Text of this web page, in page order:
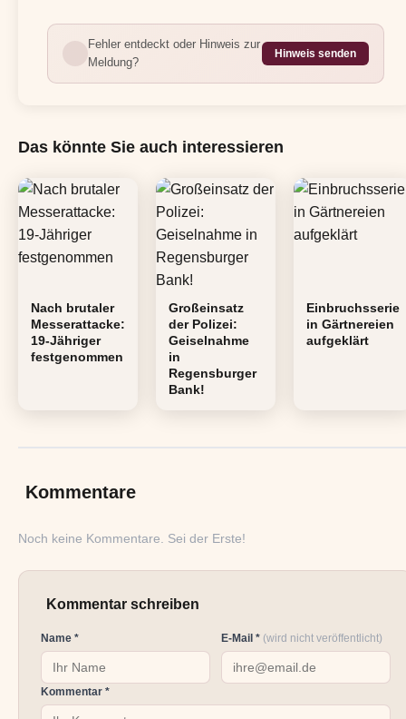
Fehler entdeckt oder Hinweis zur
Meldung?
Hinweis senden
Das könnte Sie auch interessieren
Nach brutaler
Messerattacke:
19-Jähriger
festgenommen
Großeinsatz
der Polizei:
Geiselnahme
in
Regensburger
Bank!
Einbruchsserie
in Gärtnereien
aufgeklärt
Kommentare
Noch keine Kommentare. Sei der Erste!
Kommentar schreiben
Name * E-Mail * (wird nicht veröffentlicht)
Kommentar *